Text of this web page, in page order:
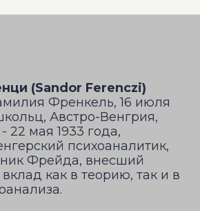
(Sandor Ferenczi)
Френкель, 16 июля
Австро-Венгрия,
22 мая 1933 года,
психоаналитик,
Фрейда, внесший
как в теорию, так и в